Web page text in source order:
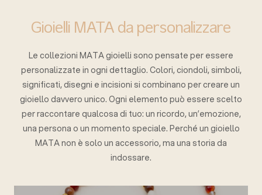
Gioielli MATA da personalizzare
Le collezioni MATA gioielli sono pensate per essere
personalizzate in ogni dettaglio. Colori, ciondoli, simboli,
significati, disegni e incisioni si combinano per creare un
gioiello davvero unico. Ogni elemento può essere scelto
per raccontare qualcosa di tuo: un ricordo, un’emozione,
una persona o un momento speciale. Perché un gioiello
MATA non è solo un accessorio, ma una storia da
indossare.